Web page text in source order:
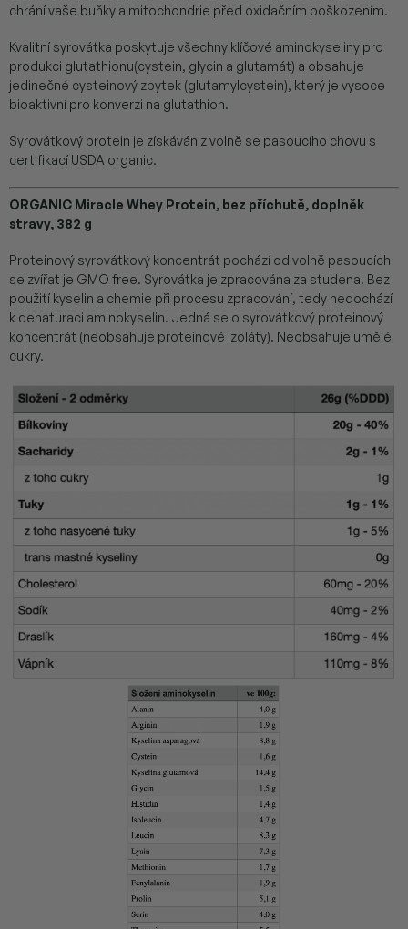
chrání vaše buňky a mitochondrie před oxidačním poškozením.
Kvalitní syrovátka poskytuje všechny klíčové aminokyseliny pro
produkci glutathionu(cystein, glycin a glutamát) a obsahuje
jedinečné cysteinový zbytek (glutamylcystein), který je vysoce
bioaktivní pro konverzi na glutathion.
Syrovátkový protein je získáván z volně se pasoucího chovu s
certifikací USDA organic.
ORGANIC Miracle Whey Protein, bez příchutě, doplněk
stravy, 382 g
Proteinový syrovátkový koncentrát pochází od volně pasoucích
se zvířat je GMO free. Syrovátka je zpracována za studena. Bez
použití kyselin a chemie při procesu zpracování, tedy nedochází
k denaturaci aminokyselin. Jedná se o syrovátkový proteinový
koncentrát (neobsahuje proteinové izoláty). Neobsahuje umělé
cukry.